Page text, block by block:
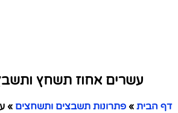
עשרים אחוז תשחץ
דף הבית » פתרונות תשבצים ותשחצים »